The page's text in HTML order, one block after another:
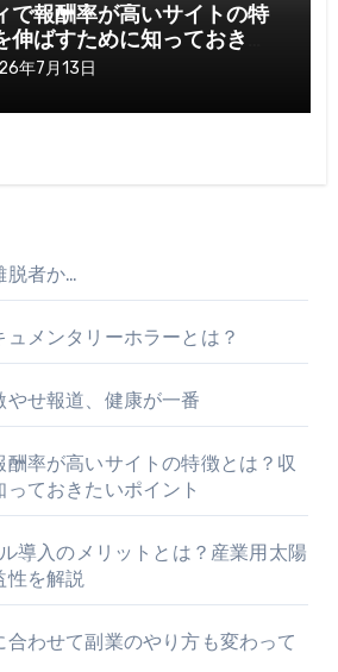
で報酬率が高いサイトの特
伸ばすために知っておきた
年7月13日
脱者か…
メンタリーホラーとは？
せ報道、健康が一番
率が高いサイトの特徴とは？収
ておきたいポイント
導入のメリットとは？産業用太陽
性を解説
わせて副業のやり方も変わって